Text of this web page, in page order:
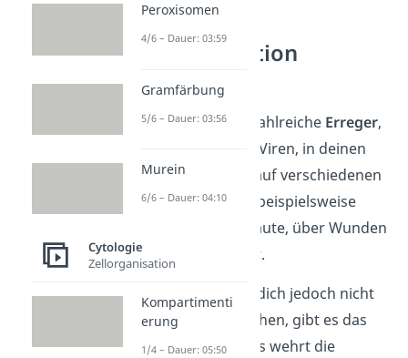
Immunreaktion
Hintergrund
Täglich gelangen zahlreiche Erreger,
wie Bakterien und Viren, in deinen
Körper. Das kann auf verschiedenen
Wegen passieren, beispielsweise
über die Schleimhäute, über Wunden
oder über die Haut.
Damit die Erreger dich jedoch nicht
ständig krank machen, gibt es das
Immunsystem
. Das wehrt die
Peroxisomen
4/6 – Dauer: 03:59
Gramfärbung
5/6 – Dauer: 03:56
Murein
6/6 – Dauer: 04:10
Cytologie
Zellorganisation
Kompartimenti
erung
1/4 – Dauer: 05:50